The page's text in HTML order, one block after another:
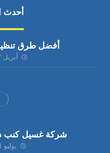
أحدث
أفضل طرق
أبريل 7, 2026
شركة غسيل كنب دبي :
يوليو 1, 2025